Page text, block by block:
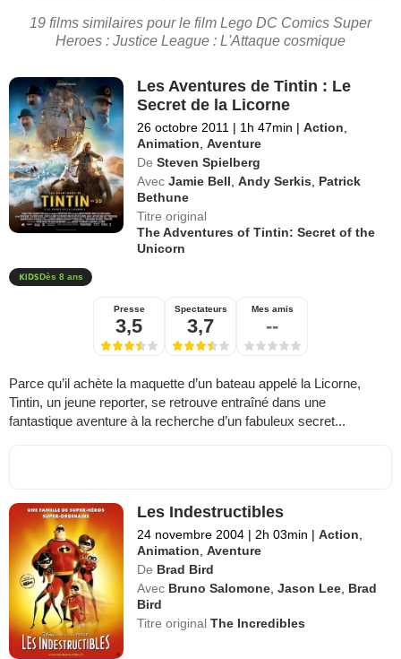
19 films similaires pour le film Lego DC Comics Super
Heroes : Justice League : L'Attaque cosmique
Les Aventures de Tintin : Le
Secret de la Licorne
26 octobre 2011 | 1h 47min | Action
Animation ,Aventure
De Steven Spielberg
Avec Jamie Bell ,Andy Serkis
Patrick
Bethune
Titre original
The Adventures of Tintin: Secret of the
Unicorn
Dès 8 ans
Presse
3,5
Spectateurs
3,7
Mes amis
--
Parce qu’il achète la maquette d’un bateau appelé la Licorne,
Tintin, un jeune reporter, se retrouve entraîné dans une
fantastique aventure à la recherche d’un fabuleux secret...
Les Indestructibles
24 novembre 2004 | 2h 03min | Action
Animation ,Aventure
De Brad Bird
Avec Bruno Salomone ,Jason Lee Brad
Bird
Titre originalThe Incredibles